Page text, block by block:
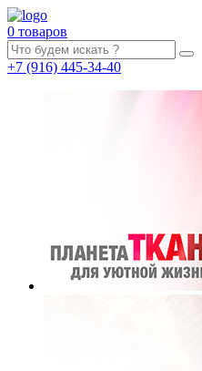
0 товаров
+7 (916) 445-34-40